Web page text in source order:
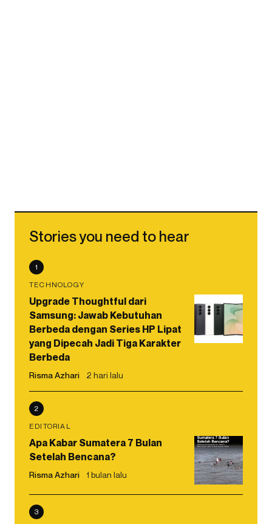
Stories you need to hear
1
TECHNOLOGY
Upgrade Thoughtful dari
Samsung: Jawab Kebutuhan
Berbeda dengan Series HP Lipat
yang Dipecah Jadi Tiga Karakter
Berbeda
Risma Azhari 2 hari lalu
2
EDITORIAL
Apa Kabar Sumatera 7 Bulan
Setelah Bencana?
Risma Azhari 1 bulan lalu
3